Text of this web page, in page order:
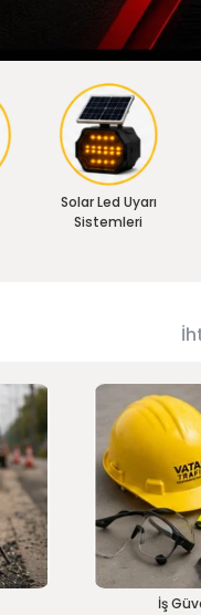
Solar Led Uyarı
Sistemleri
İş